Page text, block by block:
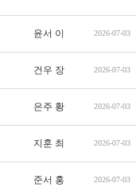
윤서 이 2026-07-03
건우 장 2026-07-03
은주 황 2026-07-03
지훈 최 2026-07-03
준서 홍 2026-07-03